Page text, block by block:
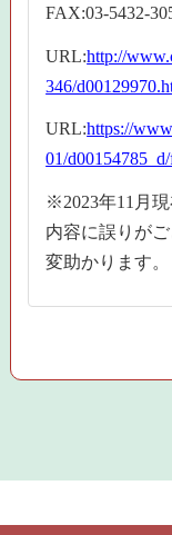
FAX:03-5432-
URL:http://
346/
URL:https://
01/
※2023年11月
内容に誤りが
変助かります。